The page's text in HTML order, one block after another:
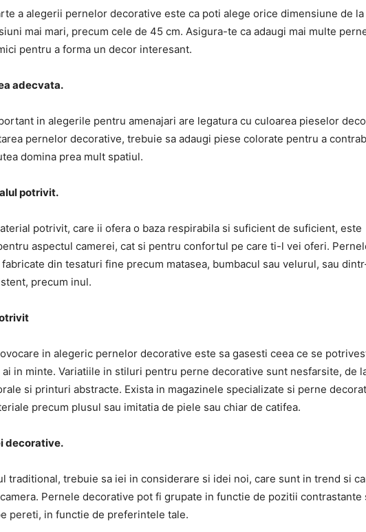
a alegerii pernelor decorative este ca poti alege orice dimensiune de la
mai mari, precum cele de 45 cm. Asigura-te ca adaugi mai multe
pentru a forma un decor interesant.
adecvata.
in alegerile pentru amenajari are legatura cu culoarea pieselor
pernelor decorative, trebuie sa adaugi piese colorate pentru a
domina prea mult spatiul.
potrivit.
potrivit, care ii ofera o baza respirabila si suficient de suficient, este
aspectul camerei, cat si pentru confortul pe care ti-l vei oferi.
din tesaturi fine precum matasea, bumbacul sau velurul, sau
precum inul.
in alegeric pernelor decorative este sa gasesti ceea ce se
in minte. Variatiile in stiluri pentru perne decorative sunt nesfarsite, de
si printuri abstracte. Exista in magazinele specializate si perne
precum plusul sau imitatia de piele sau chiar de catifea.
decorative.
traditional, trebuie sa iei in considerare si idei noi, care sunt in trend si
Pernele decorative pot fi grupate in functie de pozitii contrastante
pereti, in functie de preferintele tale.